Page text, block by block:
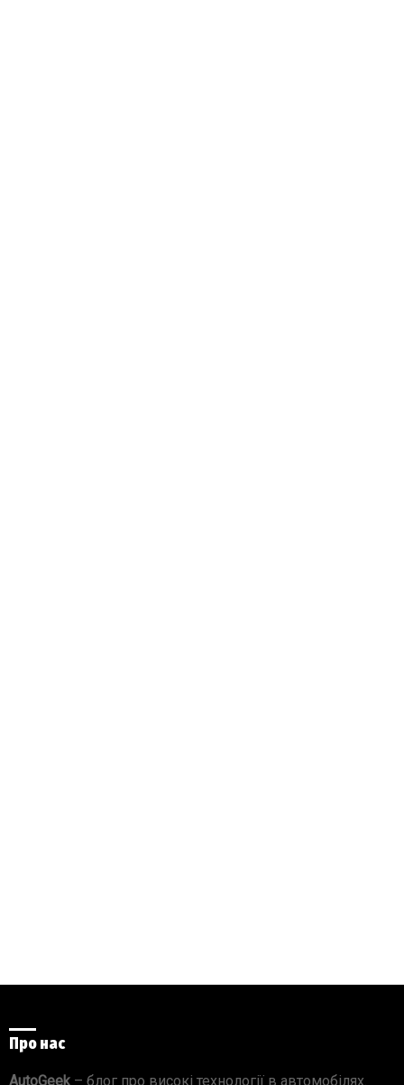
Про нас
AutoGeek – блог про високі технології в автомобілях.